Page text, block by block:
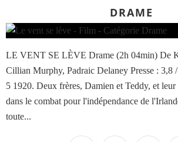
DRAME
LE VENT SE LÈVE Drame (2h 04min) De
Cillian Murphy, Padraic Delaney Presse : 3,8
5 1920. Deux frères, Damien et Teddy, et
dans le combat pour l'indépendance de
toute...